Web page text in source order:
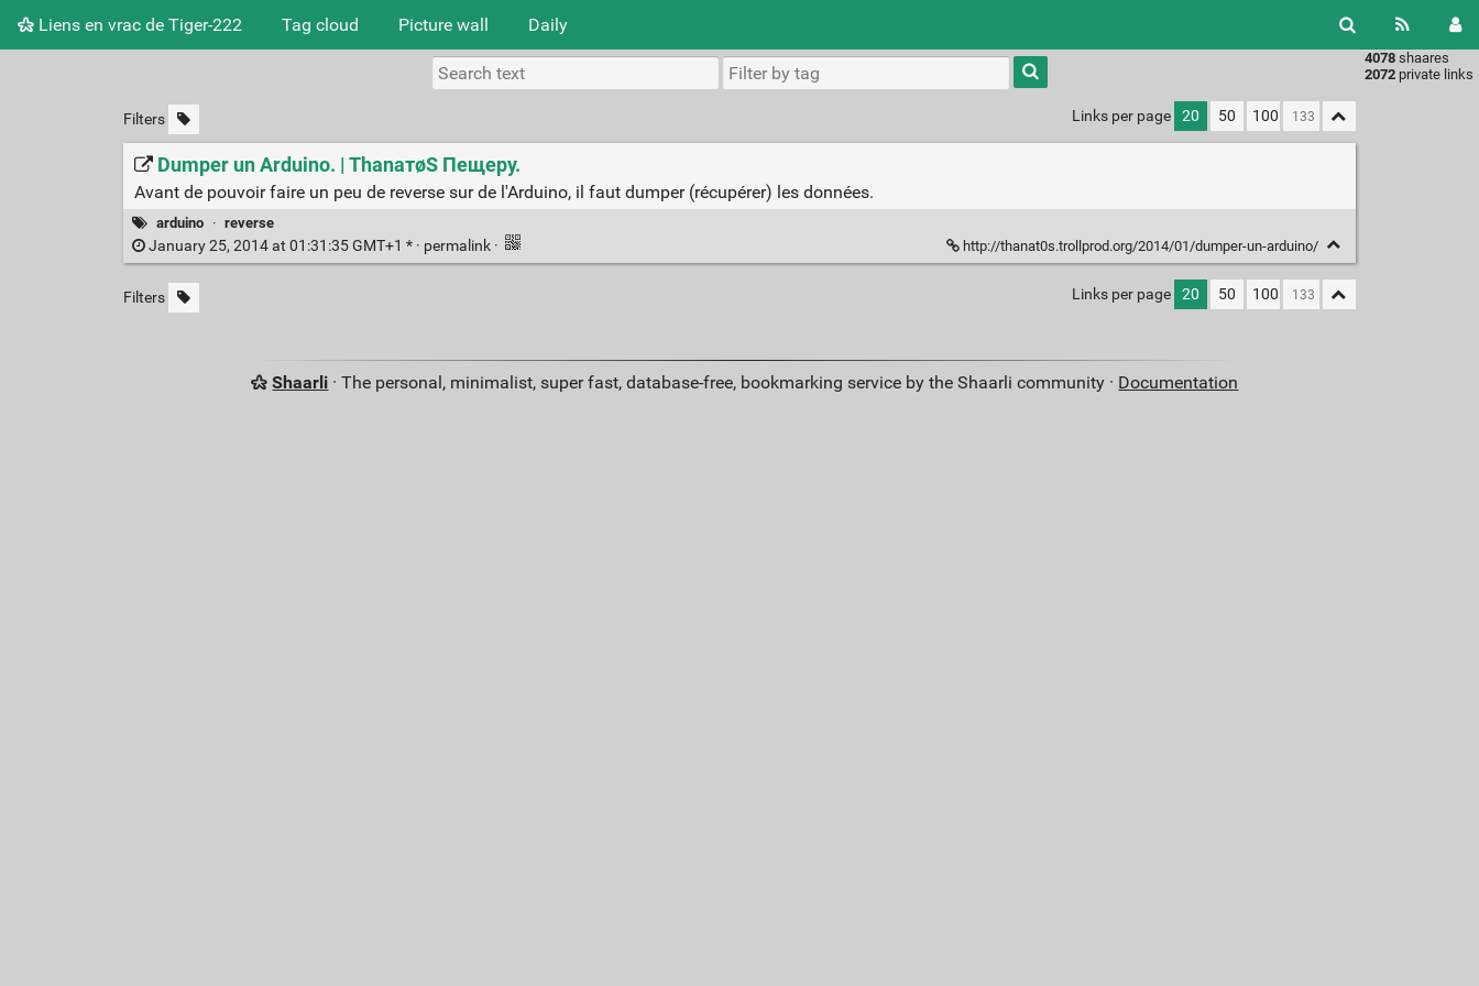
Liens en vrac de Tiger-222 Tag cloud Picture wall Daily
4078 shaares
2072 private links
Type 1 or
more
characters
results.
Filters Links per page 20 50 100
Dumper un Arduino. | ThаnатøS Пещеру.
Avant de pouvoir faire un peu de reverse sur de l'Arduino, il faut dumper (récupérer) les données.
arduino · reverse
January 25, 2014 at 01:31:35 GMT+1 * · permalink · http://thanat0s.trollprod.org/2014/01/dumper-un-arduino/
Filters Links per page 20 50 100
Shaarli · The personal, minimalist, super fast, database-free, bookmarking service by the Shaarli community · Documentation